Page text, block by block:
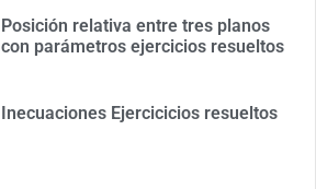
Posición relativa entre tres planos
con parámetros ejercicios resueltos
Inecuaciones Ejercicicios resueltos